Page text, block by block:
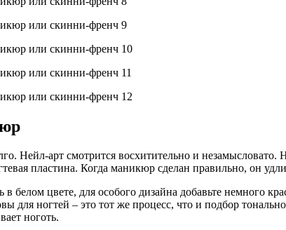
Нейл-арт смотрится восхитительно и
пластина. Когда маникюр сделан правильно, он
белом цвете, для особого дизайна добавьте немного
для ногтей – это тот же процесс, что и подбор
ноготь.